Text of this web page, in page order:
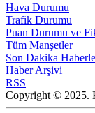
Hava Durumu
Trafik Durumu
Puan Durumu ve
Tüm Manşetler
Son Dakika
Haber Arşivi
RSS
Copyright © 2025.